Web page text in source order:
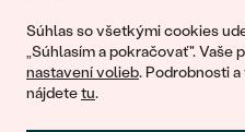
Súhlas so všetkými cookies
„Súhlasím a pokračovať".
nastavení volieb. Podrobnosti
nájdetetu.
© 2011 - 2026, Eppi.sk